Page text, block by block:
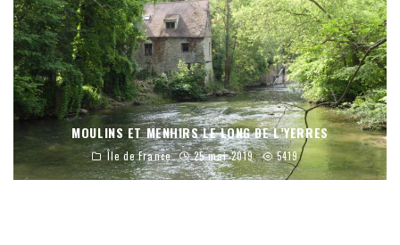
MOULINS ET MENHIRS LE LONG DE L’YERRES
Île de France 25 mai 2019 5419